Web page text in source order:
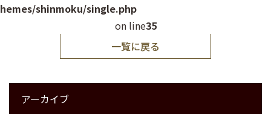
hemes/shinmoku/single.php
on line35
一覧に戻る
アーカイブ